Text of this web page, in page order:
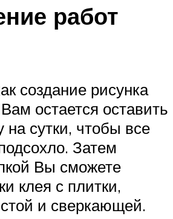
работ
создание рисунка
остается оставить
на сутки, чтобы все
Затем
Вы сможете
клея с плитки,
и сверкающей.